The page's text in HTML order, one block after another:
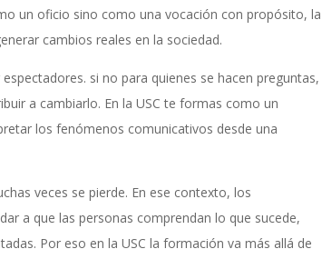
un oficio sino como una vocación con propósito, la
cambios reales en la sociedad.
si no para quienes se hacen preguntas,
a cambiarlo. En la USC te formas como un
los fenómenos comunicativos desde una
veces se pierde. En ese contexto, los
a que las personas comprendan lo que sucede,
Por eso en la USC la formación va más allá de